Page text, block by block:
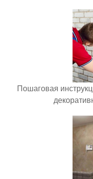
Пошаговая